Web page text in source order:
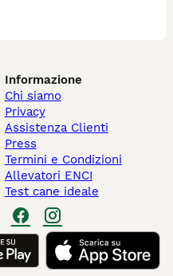
Informazione
Chi siamo
Privacy
Assistenza Clienti
Press
Termini e Condizioni
Allevatori ENCI
Test cane ideale